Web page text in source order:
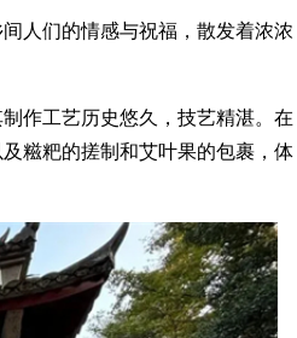
人们的情感与祝福，散发着浓浓
作工艺历史悠久，技艺精湛。在
糍粑的搓制和艾叶果的包裹，体